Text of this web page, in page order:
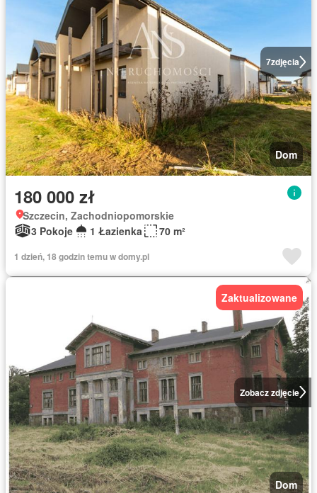
7zdjęcia
Dom
180 000 zł
Szczecin, Zachodniopomorskie
3 Pokoje
1 Łazienka 70 m²
1 dzień, 18 godzin temu w domy.pl
Zobacz zdjęcie
Zaktualizowane
Dom